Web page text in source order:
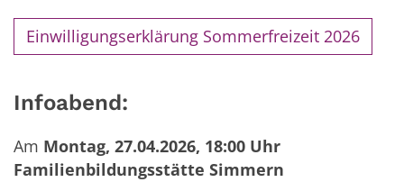
Einwilligungserklärung Sommerfreizeit 2026
Infoabend:
Am Montag, 27.04.2026, 18:00 Uhr
Familienbildungsstätte Simmern